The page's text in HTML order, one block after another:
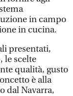
in campo
in cucina.
presentati,
le scelte
qualità, gusto
è alla
dal Navarra,